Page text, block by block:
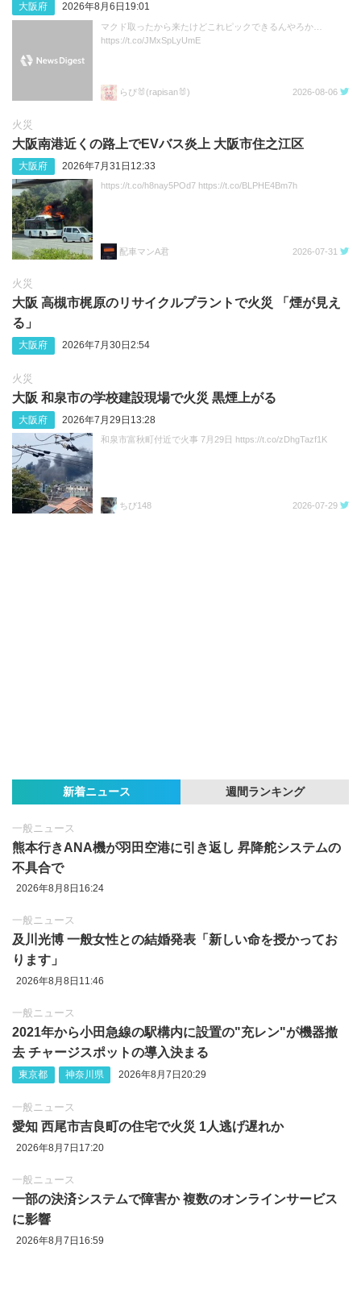
大阪府 2026年8月6日19:01
マクド取ったから来たけどこれピックできるんやろか…
https://t.co/JMxSpLyUmE
らぴ🐰(rapisan🐰) 2026-08-06
火災
大阪南港近くの路上でEVバス炎上 大阪市住之江区
大阪府 2026年7月31日12:33
https://t.co/h8nay5POd7 https://t.co/BLPHE4Bm7h
配車マンA君 2026-07-31
火災
大阪 高槻市梶原のリサイクルプラントで火災 「煙が見え
る」
大阪府 2026年7月30日2:54
火災
大阪 和泉市の学校建設現場で火災 黒煙上がる
大阪府 2026年7月29日13:28
和泉市富秋町付近で火事 7月29日 https://t.co/zDhgTazf1K
ちび148 2026-07-29
新着ニュース 週間ランキング
一般ニュース
熊本行きANA機が羽田空港に引き返し 昇降舵システムの
不具合で
2026年8月8日16:24
一般ニュース
及川光博 一般女性との結婚発表「新しい命を授かってお
ります」
2026年8月8日11:46
一般ニュース
2021年から小田急線の駅構内に設置の"充レン"が機器撤
去 チャージスポットの導入決まる
東京都 神奈川県 2026年8月7日20:29
一般ニュース
愛知 西尾市吉良町の住宅で火災 1人逃げ遅れか
2026年8月7日17:20
一般ニュース
一部の決済システムで障害か 複数のオンラインサービス
に影響
2026年8月7日16:59